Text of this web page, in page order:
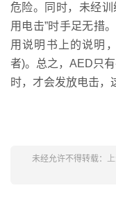
危险。同时，未经
用电击”时手足无措
用说明书上的说明
者)。总之，AED只
时，才会发放电击，
未经允许不得转载：